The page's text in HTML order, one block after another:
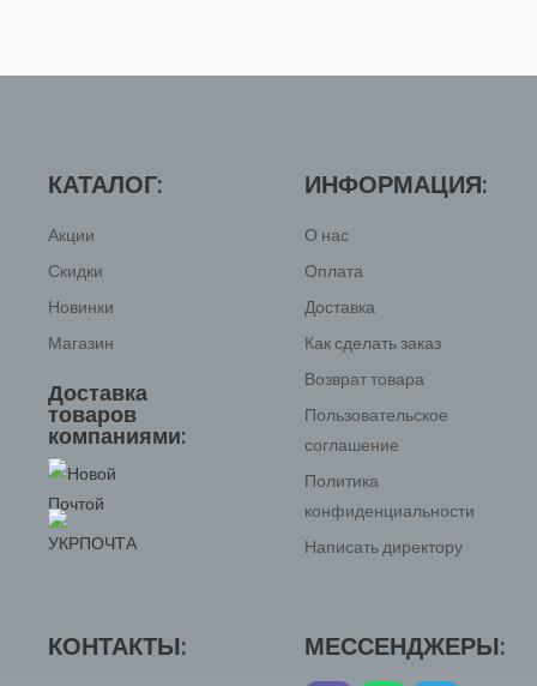
КАТАЛОГ:
Акции
Скидки
Новинки
Магазин
Доставка
товаров
компаниями:
ИНФОРМАЦИЯ:
О нас
Оплата
Доставка
Как сделать заказ
Возврат товара
Пользовательское
соглашение
Политика
конфиденциальности
Написать директору
КОНТАКТЫ: МЕССЕНДЖЕРЫ: